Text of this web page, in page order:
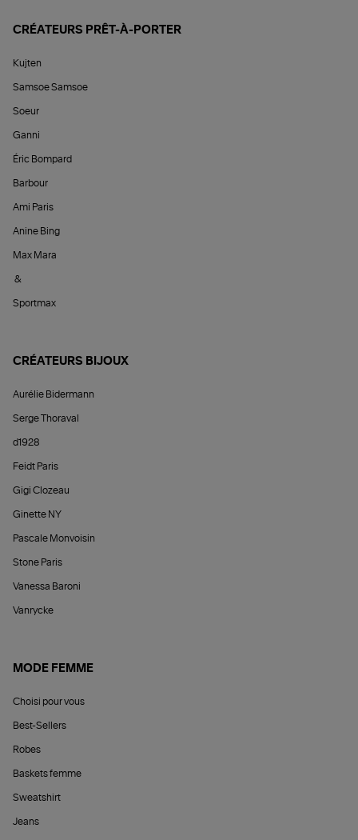
CRÉATEURS PRÊT-À-PORTER
Kujten
Samsoe Samsoe
Soeur
Ganni
Éric Bompard
Barbour
Ami Paris
Anine Bing
Max Mara
&
Sportmax
CRÉATEURS BIJOUX
Aurélie Bidermann
Serge Thoraval
d1928
Feidt Paris
Gigi Clozeau
Ginette NY
Pascale Monvoisin
Stone Paris
Vanessa Baroni
Vanrycke
MODE FEMME
Choisi pour vous
Best-Sellers
Robes
Baskets femme
Sweatshirt
Jeans